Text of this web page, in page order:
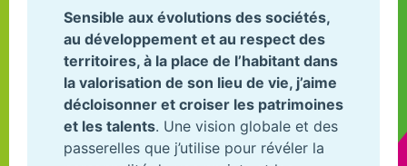
Sensible aux évolutions des sociétés,
au développement et au respect des
territoires, à la place de l’habitant dans
la valorisation de son lieu de vie, j’aime
décloisonner et croiser les patrimoines
et les talents. Une vision globale et des
passerelles que j’utilise pour révéler la